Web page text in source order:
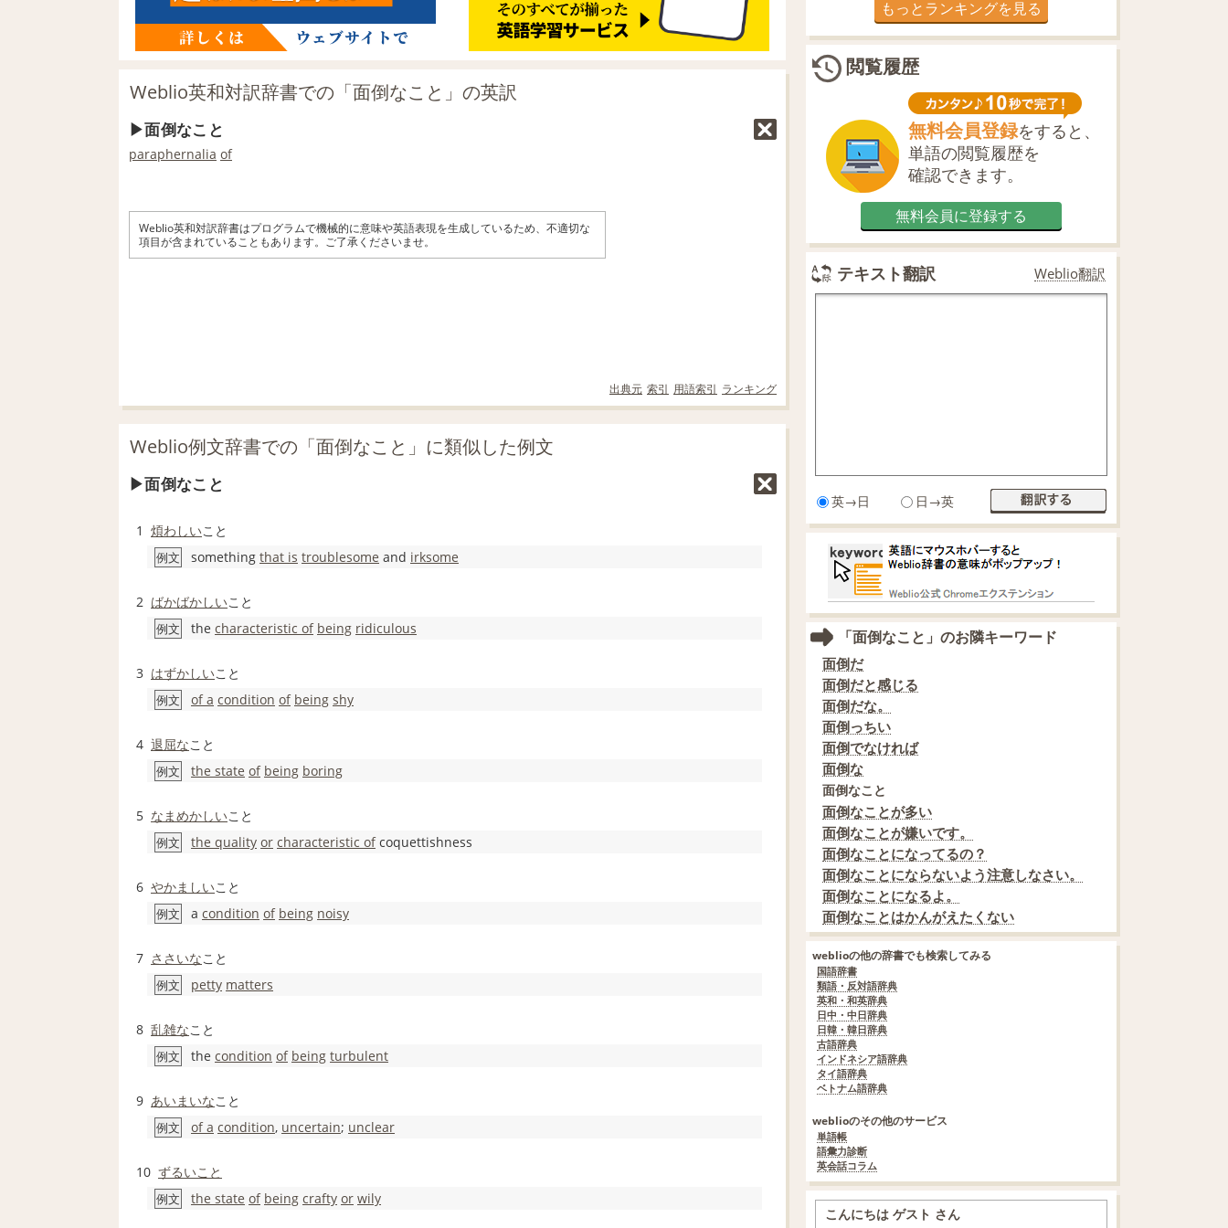
Weblio英和対訳辞書での「面倒なこと」の英訳
面倒なこと
paraphernalia of
Weblio英和対訳辞書はプログラムで機械的に意味や英語表現を生成しているため、不適切な
項目が含まれていることもあります。ご了承くださいませ。
出典元 索引 用語索引 ランキング
Weblio例文辞書での「面倒なこと」に類似した例文
面倒なこと
1 煩わしいこと
例文 something that is troublesome and irksome
2 ばかばかしいこと
例文 the characteristic of being ridiculous
3 はずかしいこと
例文 of a condition of being shy
4 退屈なこと
例文 the state of being boring
5 なまめかしいこと
例文 the quality or characteristic ofcoquettishness
6 やかましいこと
例文 a condition of being noisy
7 ささいなこと
例文 petty matters
8 乱雑なこと
例文 the condition of being turbulent
9 あいまいなこと
例文 of a condition, uncertain; unclear
10 ずるいこと
例文 the state of being crafty or wily
もっとランキングを見る
閲覧履歴
無料会員登録をすると、
単語の閲覧履歴を
確認できます。
無料会員に登録する
テキスト翻訳 Weblio翻訳
英→日 日→英
「面倒なこと」のお隣キーワード
面倒だ
面倒だと感じる
面倒だな。
面倒っちい
面倒でなければ
面倒な
面倒なこと
面倒なことが多い
面倒なことが嫌いです。
面倒なことになってるの？
面倒なことにならないよう注意しなさい。
面倒なことになるよ。
面倒なことはかんがえたくない
weblioの他の辞書でも検索してみる
国語辞書
類語・反対語辞典
英和・和英辞典
日中・中日辞典
日韓・韓日辞典
古語辞典
インドネシア語辞典
タイ語辞典
ベトナム語辞典
weblioのその他のサービス
単語帳
語彙力診断
英会話コラム
こんにちは ゲスト さん